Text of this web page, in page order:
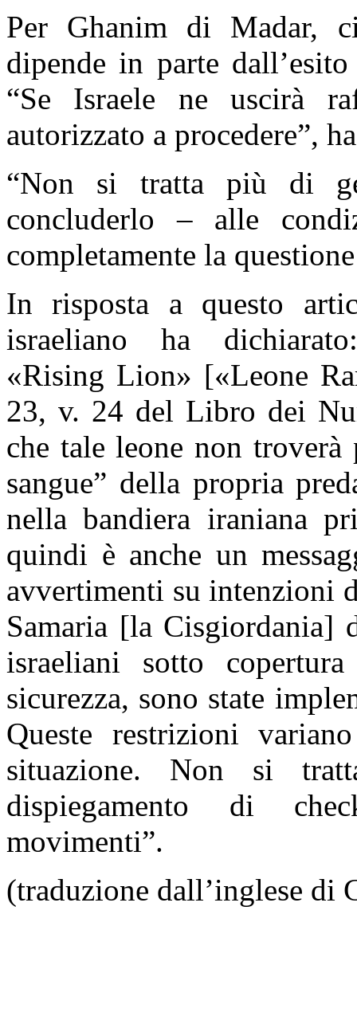
Per Ghanim di Madar,
dipende in parte
“Se Israele ne uscirà
autorizzato a procedere”,
“Non si tratta più di
concluderlo – alle
completamente la
In risposta a questo
israeliano ha
«Rising Lion» [«Leone
23, v. 24 del Libro dei
che tale leone non
sangue” della propria
nella bandiera iraniana
quindi è anche un
avvertimenti su intenzioni
Samaria [la
israeliani sotto
sicurezza, sono state
Queste restrizioni
situazione. Non si
dispiegamento di
movimenti”.
(traduzione dall’inglese di